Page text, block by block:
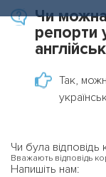
Чи
репорти
Так,
Чи була
Вважають відповідь
Напишіть нам: